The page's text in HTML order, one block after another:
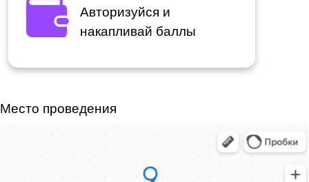
Авторизуйся и
накапливай баллы
Место проведения